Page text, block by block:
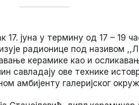
јуна у термину од 17 – 19
радионице под
керамике као и
савладају ове технике
амбијенту галеријског